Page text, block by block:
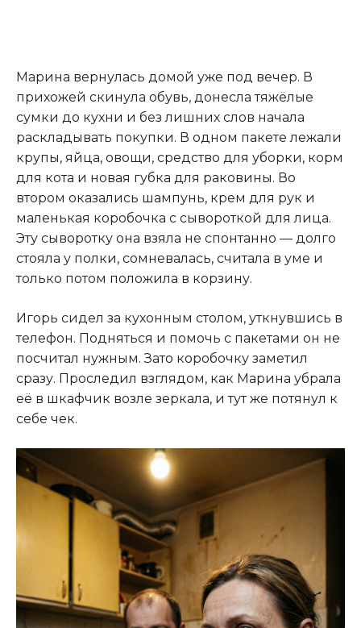
Марина вернулась домой уже под вечер. В
прихожей скинула обувь, донесла тяжёлые
сумки до кухни и без лишних слов начала
раскладывать покупки. В одном пакете лежали
крупы, яйца, овощи, средство для уборки, корм
для кота и новая губка для раковины. Во
втором оказались шампунь, крем для рук и
маленькая коробочка с сывороткой для лица.
Эту сыворотку она взяла не спонтанно — долго
стояла у полки, сомневалась, считала в уме и
только потом положила в корзину.
Игорь сидел за кухонным столом, уткнувшись в
телефон. Подняться и помочь с пакетами он не
посчитал нужным. Зато коробочку заметил
сразу. Проследил взглядом, как Марина убрала
её в шкафчик возле зеркала, и тут же потянул к
себе чек.